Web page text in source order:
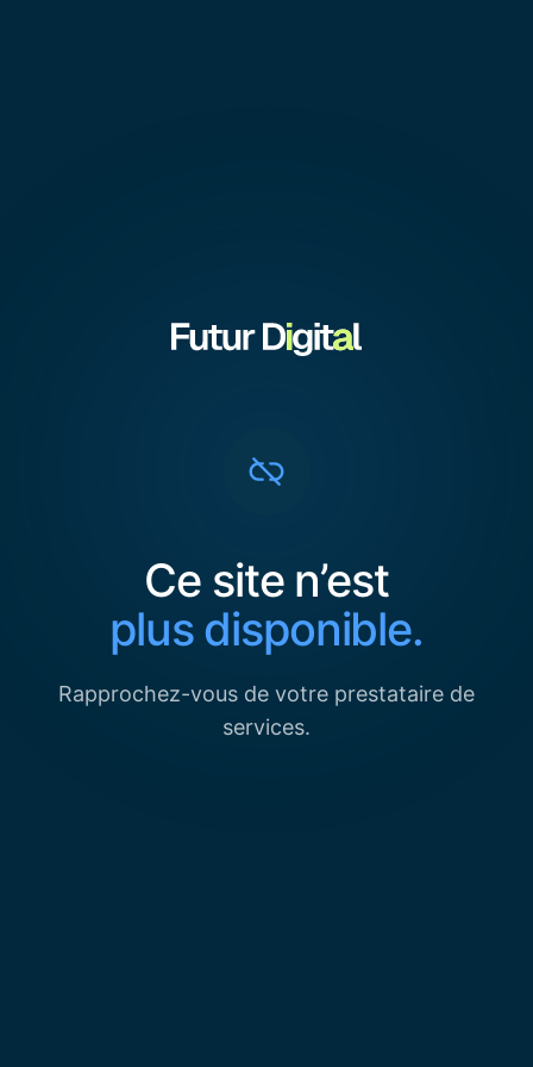
Ce site n’est
plus disponible.
Rapprochez-vous de votre prestataire de
services.